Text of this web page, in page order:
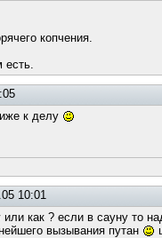
копчения.
есть.
к делу
10:01
как ? если в сауну то
вызывания путан